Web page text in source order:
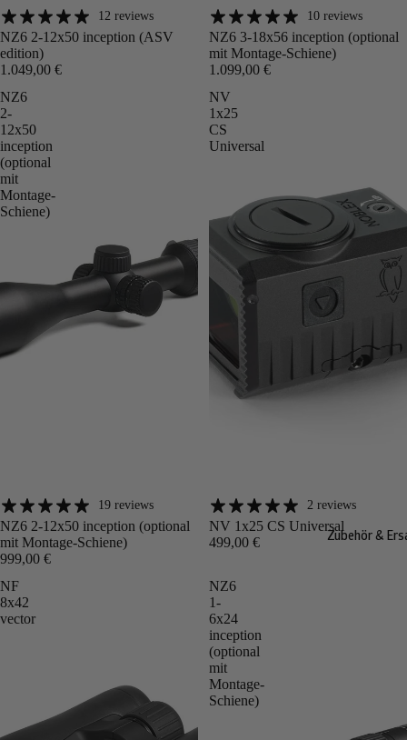
Zubehör &
Angebot 12 reviews
NZ6 2-12x50 inception (ASV
edition)
1.049,00 €
Angebot 10 reviews
NZ6 3-18x56 inception (optional
mit Montage-Schiene)
1.099,00 €
NZ6
2-
12x50
inception
(optional
mit
Montage-
Schiene)
Angebot 19 reviews
NZ6 2-12x50 inception (optional
mit Montage-Schiene)
999,00 €
NV
1x25
CS
Universal
Angebot 2 reviews
NV 1x25 CS Universal
499,00 €
NF
8x42
vector
NZ6
1-
6x24
inception
(optional
mit
Montage-
Schiene)